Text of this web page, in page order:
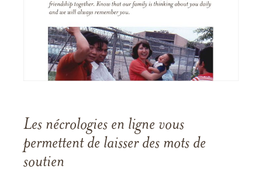
Les nécrologies en ligne vous
permettent de laisser des mots de
soutien